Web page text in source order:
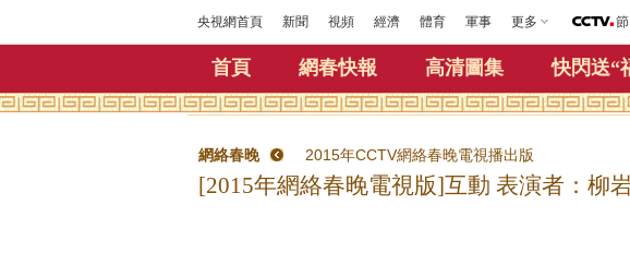
央視網首頁 新聞 視頻 經濟 體育 軍事 更多
首頁 網春快報 高清圖集 快閃送“
網絡春晚 2015年CCTV網絡春晚電視播出版
[2015年網絡春晚電視版]互動 表演者：柳